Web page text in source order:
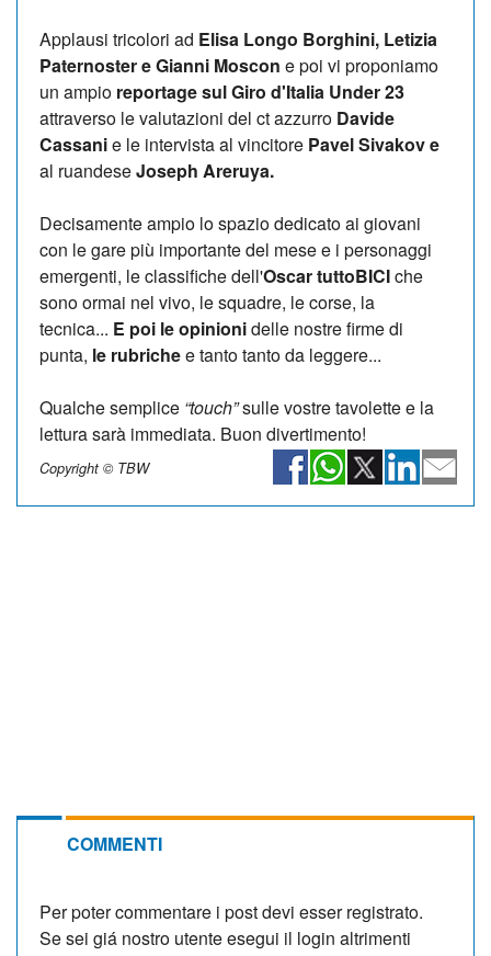
Applausi tricolori ad Elisa Longo Borghini, Letizia
Paternoster e Gianni Moscon e poi vi proponiamo
un ampio reportage sul Giro d'Italia Under 23
attraverso le valutazioni del ct azzurro Davide
Cassanie le intervista al vincitore Pavel Sivakov e
al ruandeseJoseph Areruya.
Decisamente ampio lo spazio dedicato ai giovani
con le gare più importante del mese e i personaggi
emergenti, le classifiche dell'Oscar tuttoBICIche
sono ormai nel vivo, le squadre, le corse, la
tecnica... E poi le opinionidelle nostre firme di
punta, le rubrichee tanto tanto da leggere...
Qualche semplice “touch”sulle vostre tavolette e la
lettura sarà immediata. Buon divertimento!
Copyright © TBW
COMMENTI
Per poter commentare i post devi esser registrato.
Se sei giá nostro utente esegui il login altrimenti